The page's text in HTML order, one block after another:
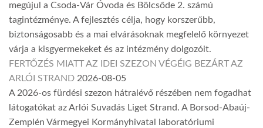
megújul a Csoda-Vár Óvoda és Bölcsőde 2. számú
tagintézménye. A fejlesztés célja, hogy korszerűbb,
biztonságosabb és a mai elvárásoknak megfelelő környezet
várja a kisgyermekeket és az intézmény dolgozóit.
FERTŐZÉS MIATT AZ IDEI SZEZON VÉGÉIG BEZÁRT AZ
ARLÓI STRAND 2026-08-05
A 2026-os fürdési szezon hátralévő részében nem fogadhat
látogatókat az Arlói Suvadás Liget Strand. A Borsod-Abaúj-
Zemplén Vármegyei Kormányhivatal laboratóriumi